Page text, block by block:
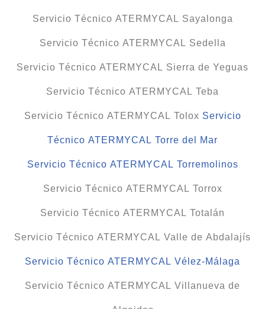
Servicio Técnico ATERMYCAL Sayalonga
Servicio Técnico ATERMYCAL Sedella
Servicio Técnico ATERMYCAL Sierra de Yeguas
Servicio Técnico ATERMYCAL Teba
Servicio Técnico ATERMYCAL Tolox Servicio
Técnico ATERMYCAL Torre del Mar
Servicio Técnico ATERMYCAL Torremolinos
Servicio Técnico ATERMYCAL Torrox
Servicio Técnico ATERMYCAL Totalán
Servicio Técnico ATERMYCAL Valle de Abdalajís
Servicio Técnico ATERMYCAL Vélez-Málaga
Servicio Técnico ATERMYCAL Villanueva de